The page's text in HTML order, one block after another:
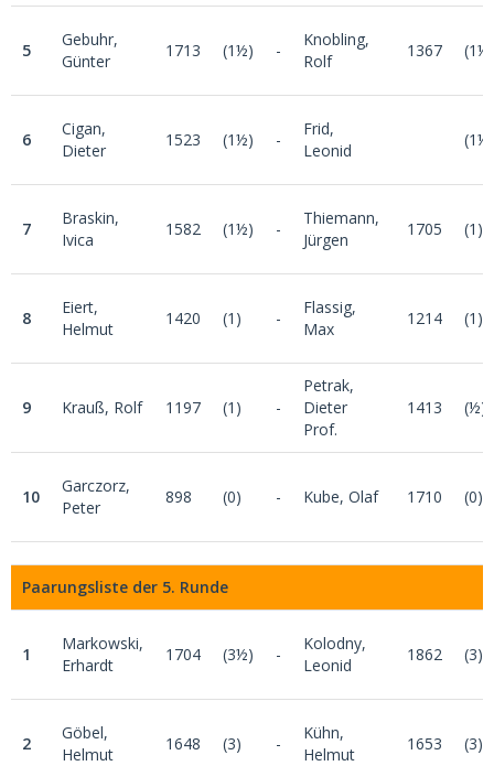
5
Gebuhr,
Günter
1713 (1½) -
Knobling,
Rolf
1367 (1½)
6
Cigan,
Dieter
1523 (1½) -
Frid,
Leonid
(1½)
7
Braskin,
Ivica
1582 (1½) -
Thiemann,
Jürgen
1705 (1)
8
Eiert,
Helmut
1420 (1) -
Flassig,
Max
1214 (1)
9 Krauß, Rolf 1197 (1) -
Petrak,
Dieter
Prof.
1413 (½)
10
Garczorz,
Peter
898 (0) - Kube, Olaf 1710 (0)
Paarungsliste der 5. Runde
1
Markowski,
Erhardt
1704 (3½) -
Kolodny,
Leonid
1862 (3)
2
Göbel,
Helmut
1648 (3) -
Kühn,
Helmut
1653 (3)